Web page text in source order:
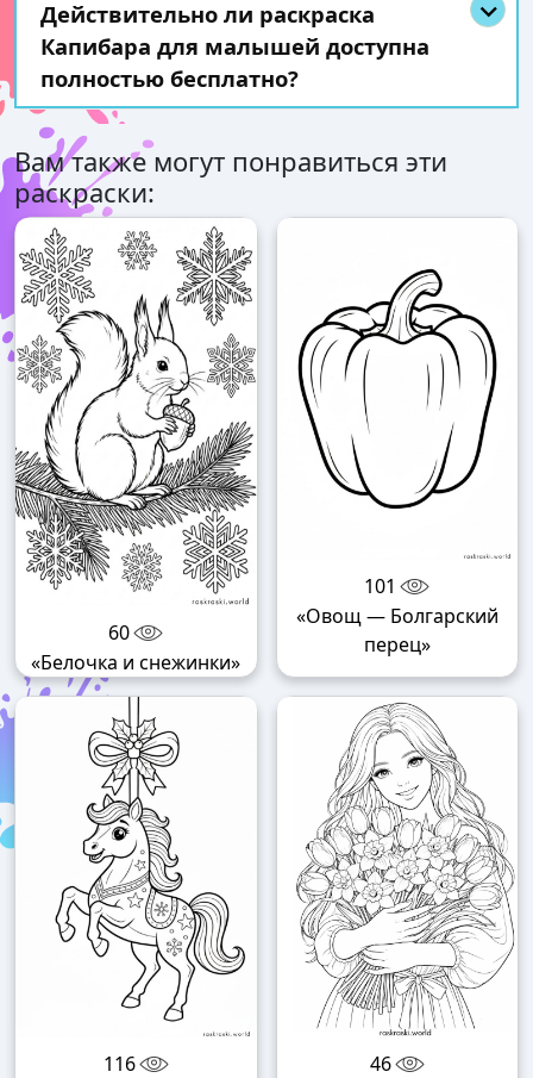
Действительно ли раскраска
Капибара для малышей доступна
полностью бесплатно?
Вам также могут понравиться эти
раскраски:
60
«Белочка и снежинки»
101
«Овощ — Болгарский
перец»
116
46